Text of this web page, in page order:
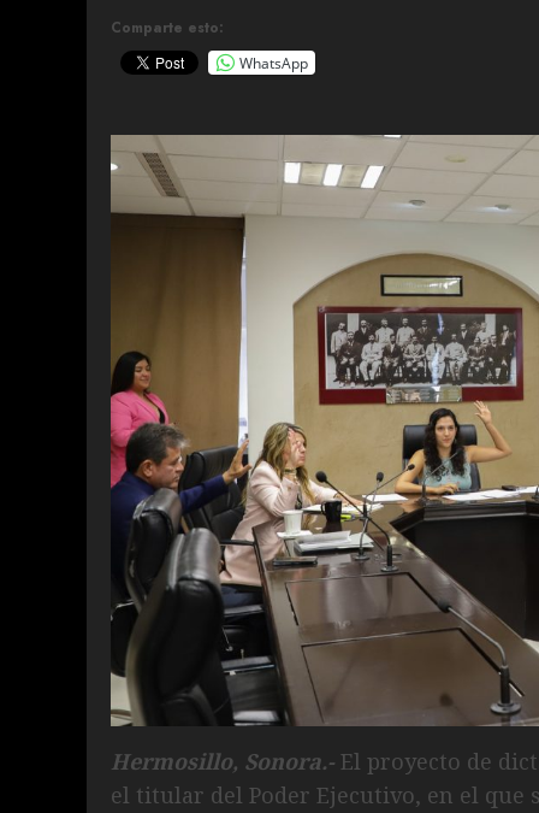
Comparte esto:
WhatsApp
Hermosillo, Sonora.- El proyecto de
el titular del Poder Ejecutivo, en el que